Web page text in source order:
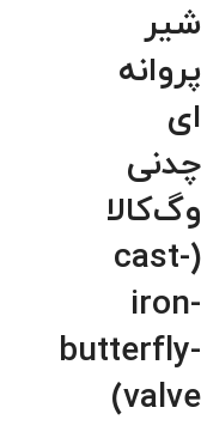
شیر
پروانه
ای
چدنی
وگ‌کالا
(cast-
iron-
butterfly-
valve)